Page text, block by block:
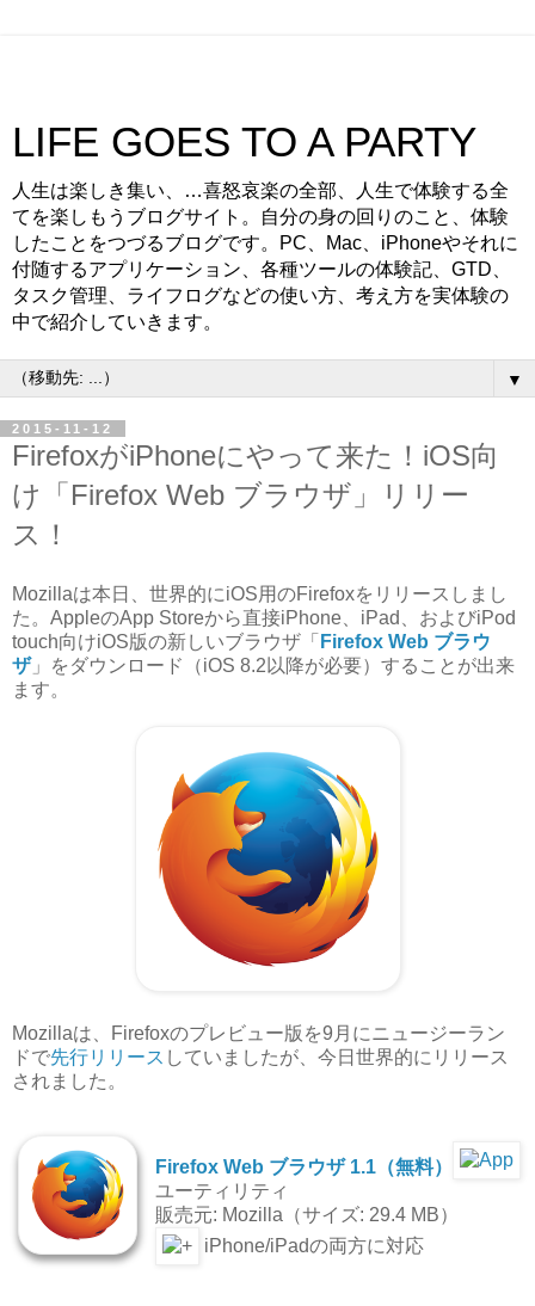
LIFE GOES TO A PARTY
人生は楽しき集い、…喜怒哀楽の全部、人生で体験する全
てを楽しもうブログサイト。自分の身の回りのこと、体験
したことをつづるブログです。PC、Mac、iPhoneやそれに
付随するアプリケーション、各種ツールの体験記、GTD、
タスク管理、ライフログなどの使い方、考え方を実体験の
中で紹介していきます。
▼
2015-11-12
FirefoxがiPhoneにやって来た！iOS向
け「Firefox Web ブラウザ」リリー
ス！
Mozillaは本日、世界的にiOS用のFirefoxをリリースしまし
た。AppleのApp Storeから直接iPhone、iPad、およびiPod
touch向けiOS版の新しいブラウザ「 Firefox Web ブラウ
ザ」をダウンロード（iOS 8.2以降が必要）することが出来
ます。
Mozillaは、Firefoxのプレビュー版を9月にニュージーラン
ドで先行リリース していましたが、今日世界的にリリース
されました。
Firefox Web ブラウザ 1.1（無料）
ユーティリティ
販売元: Mozilla（サイズ: 29.4 MB）
iPhone/iPadの両方に対応